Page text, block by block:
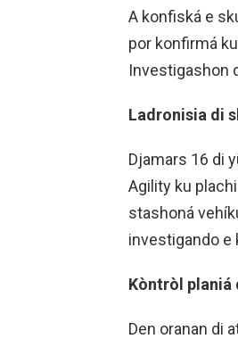
A konfiská e
por konfirmá
Investigashon
Ladronisia di
Djamars 16 di
Agility ku
stashoná
investigando e
Kòntròl planiá
Den oranan di